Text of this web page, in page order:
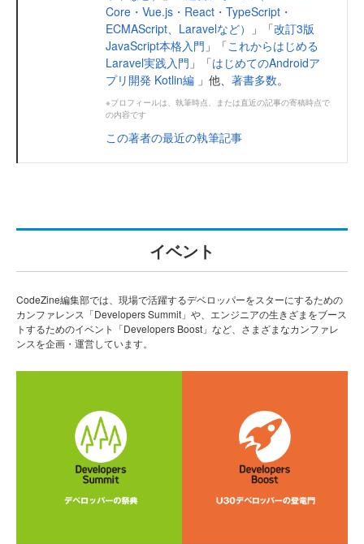
Core・Vue.js・React・TypeScript・
ECMAScript、Laravelなど）
」「改訂3版
JavaScript本格入門 」「これからはじめる
Laravel実践入門 」「はじめてのAndroidア
プリ開発 Kotlin編 」他、 著書多数。
※プロフィールは、執筆時点、または直近の記事の寄稿時点で
の内容です
この著者の最近の執筆記事
イベント
CodeZine編集部では、現場で活躍するデベロッパーをスターにするための
カンファレンス「Developers Summit」や、エンジニアの生きざまをブース
トするためのイベント「Developers Boost」など、さまざまなカンファレ
ンスを企画・運営しています。